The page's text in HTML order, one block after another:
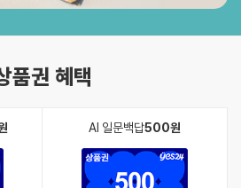
품권 혜택
AI 일문백답500원